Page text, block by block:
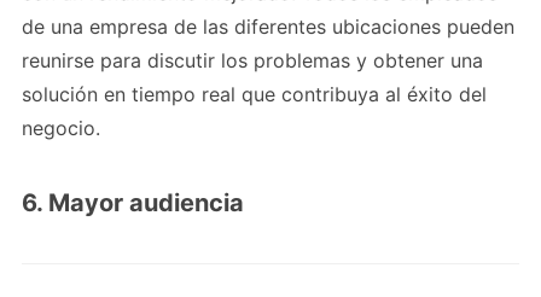
de una empresa de las diferentes ubicaciones pueden
reunirse para discutir los problemas y obtener una
solución en tiempo real que contribuya al éxito del
negocio.
6. Mayor audiencia